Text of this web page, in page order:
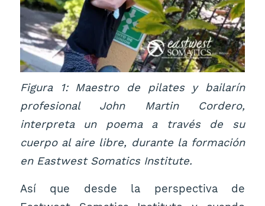
Figura 1: Maestro de pilates y bailarín
profesional John Martin Cordero,
interpreta un poema a través de su
cuerpo al aire libre, durante la formación
en Eastwest Somatics Institute.
Así que desde la perspectiva de